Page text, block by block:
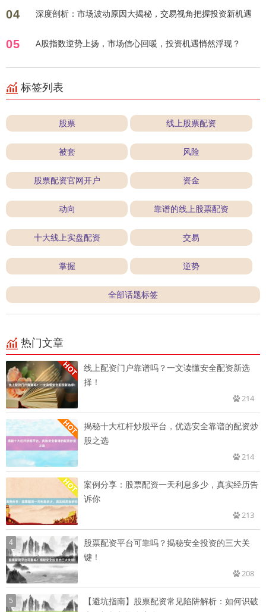
04 深度剖析：市场波动原因大揭秘，交易视角把握投资新机遇
05 A股指数逆势上扬，市场信心回暖，投资机遇悄然浮现？
标签列表
股票 线上股票配资
被套 风险
股票配资官网开户 资金
动向 靠谱的线上股票配资
十大线上实盘配资 交易
掌握 逆势
全部话题标签
热门文章
线上配资门户靠谱吗？一文读懂安全配资新选
择！
214
揭秘十大杠杆炒股平台，优选安全靠谱的配资炒
股之选
214
案例分享：股票配资一天利息多少，真实经历告
诉你
213
4
股票配资平台可靠吗？揭秘安全投资的三大关
键！
208
5
【避坑指南】股票配资常见陷阱解析：如何识破